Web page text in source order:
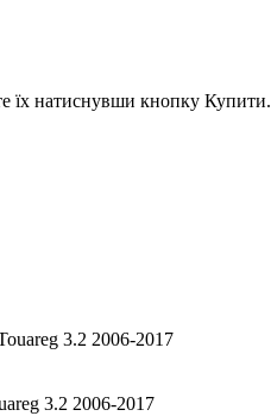
їх натиснувши кнопку Купити.
3.2 2006-2017